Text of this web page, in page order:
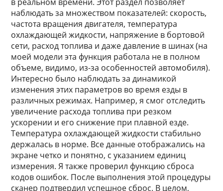
наблюдать за множеством показателей: скорость,
частота вращения двигателя, температура
охлаждающей жидкости, напряжение в бортовой
сети, расход топлива и даже давление в шинах (на
моей модели эта функция работала не в полном
объеме, видимо, из-за особенностей автомобиля).
Интересно было наблюдать за динамикой
изменения этих параметров во время езды в
различных режимах. Например, я смог отследить
увеличение расхода топлива при резком
ускорении и его снижение при плавной езде.
Температура охлаждающей жидкости стабильно
держалась в норме. Все данные отображались на
экране четко и понятно, с указанием единиц
измерения. Я также проверил функцию сброса
кодов ошибок. После выполнения этой процедуры
сканер подтвердил успешное сброс. В целом,